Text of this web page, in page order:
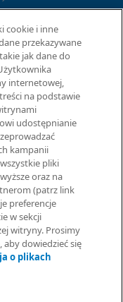
Program
Conditions
GeneXpert®, Xpert® i
zarejestrowane w
cookie i inne
przekazywane
jak dane do
internetowej,
na podstawie
udostępnianie
kampanii
pliki
oraz na
(patrz link
preferencje
w sekcji
witryny. Prosimy
aby dowiedzieć się
o plikach